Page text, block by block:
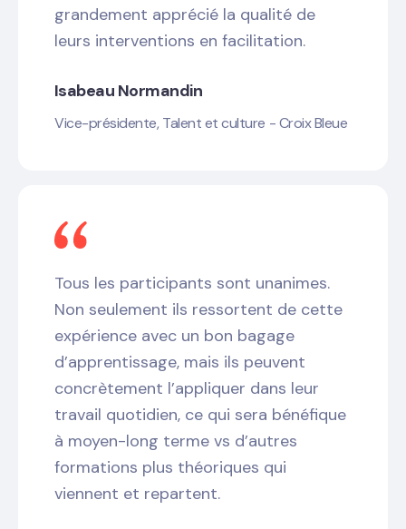
grandement apprécié la qualité de
leurs interventions en facilitation.
Isabeau Normandin
Vice-présidente, Talent et culture - Croix Bleue
Tous les participants sont unanimes.
Non seulement ils ressortent de cette
expérience avec un bon bagage
d’apprentissage, mais ils peuvent
concrètement l’appliquer dans leur
travail quotidien, ce qui sera bénéfique
à moyen-long terme vs d’autres
formations plus théoriques qui
viennent et repartent.